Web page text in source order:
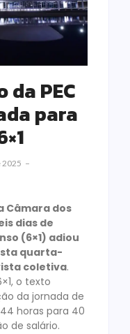
PEC
para
2025
Câmara dos
dias de
(6×1) adiou
quarta-
coletiva.
o texto
da jornada de
horas para 40
de salário.